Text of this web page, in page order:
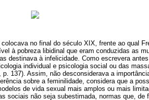
no final do século XIX, frente ao qual
à pobreza libidinal que eram conduzidas as
destinava à infelicidade. Como escrevera
individual e psicologia social ou das
137). Assim, não desconsiderava a
sobre a feminilidade, considera que a
de vida sexual mais amplos ou mais
sociais não seja subestimada, normas que, de